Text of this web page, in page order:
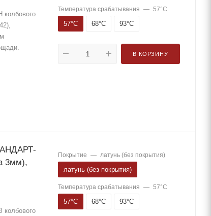
Температура срабатывания — 57°С
57°С 68°С 93°С
В КОРЗИНУ
3мм),
Покрытие — латунь (без покрытия)
латунь (без покрытия)
Температура срабатывания — 57°С
57°С 68°С 93°С